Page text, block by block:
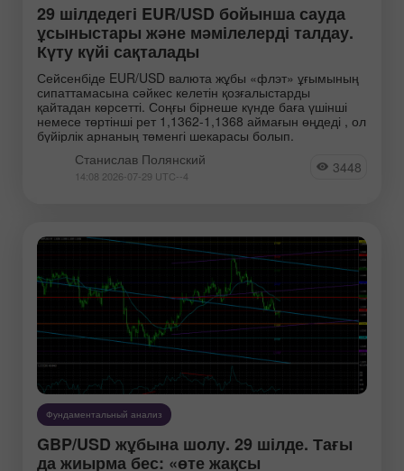
Фрактальный анализ
Фундаментальный анализ
Экономика РФ
Инструменты:
AUDUSD
GBPJPY
EURGBP
EURJPY
NZDUSD
EURNZD
Серебро
Золото
#CL
#USDX
Аналитики:
29 шілдедегі EUR/USD бойынша сауда
ұсыныстары және мәмілелерді талдау.
Күту күйі сақталады
Сейсенбіде EUR/USD валюта жұбы «флэт» ұғымының
сипаттамасына сәйкес келетін қозғалыстарды
қайтадан көрсетті. Соңғы бірнеше күнде баға үшінші
немесе төртінші рет 1,1362-1,1368 аймағын өңдеді , ол
бүйірлік арнаның төменгі шекарасы болып.
Станислав Полянский
14:08 2026-07-29 UTC--4 3448
Фундаментальный анализ
GBP/USD жұбына шолу. 29 шілде. Тағы
да жиырма бес: «өте жақсы